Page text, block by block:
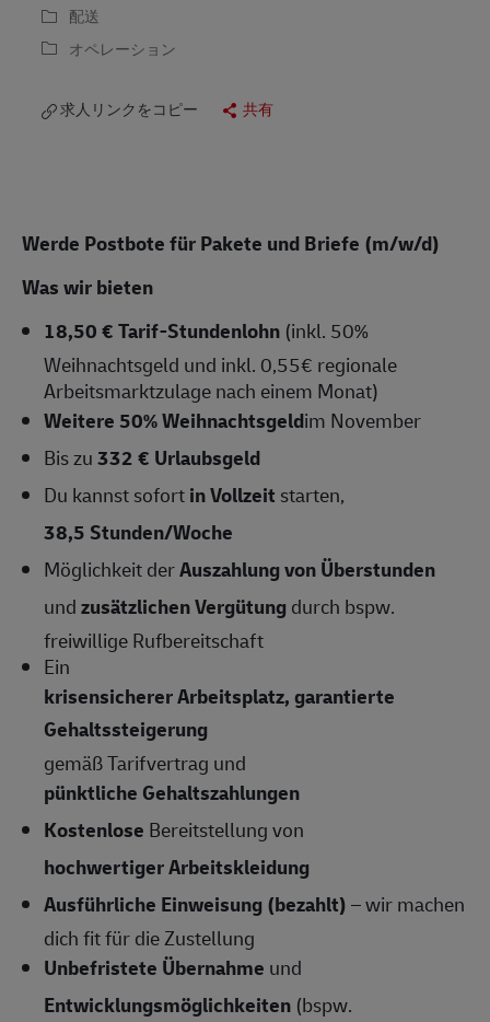
配送
オペレーション
求人リンクをコピー 共有
Werde Postbote für Pakete und Briefe (m/w/d)
Was wir bieten
18,50 € Tarif-Stundenlohn (inkl. 50%
Weihnachtsgeld und inkl. 0,55€ regionale
Arbeitsmarktzulage nach einem Monat)
Weitere 50% Weihnachtsgeldim November
Bis zu332 € Urlaubsgeld
Du kannst sofortin Vollzeit starten,
38,5 Stunden/Woche
Möglichkeit derAuszahlung von Überstunden
undzusätzlichen Vergütungdurch bspw.
freiwillige Rufbereitschaft
Ein
krisensicherer Arbeitsplatz, garantierte
Gehaltssteigerung
gemäß Tarifvertrag und
pünktliche Gehaltszahlungen
Kostenlose Bereitstellung von
hochwertiger Arbeitskleidung
Ausführliche Einweisung (bezahlt)– wir machen
dich fit für die Zustellung
Unbefristete Übernahme und
Entwicklungsmöglichkeiten (bspw.